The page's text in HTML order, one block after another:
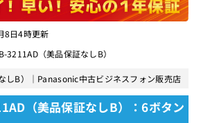
8日4時更新
3211AD（美品保証なしB）
しB）｜Panasonic中古ビジネスフォン販売店
（美品保証なしB）：6ボタン